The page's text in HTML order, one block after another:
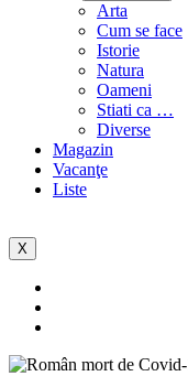
Arta
Cum se face
Istorie
Natura
Oameni
Stiati ca …
Diverse
Magazin
Vacanţe
Liste
X